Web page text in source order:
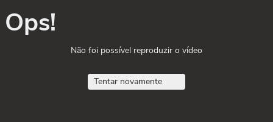
Ops!
Não foi possível reproduzir o vídeo
Tentar novamente